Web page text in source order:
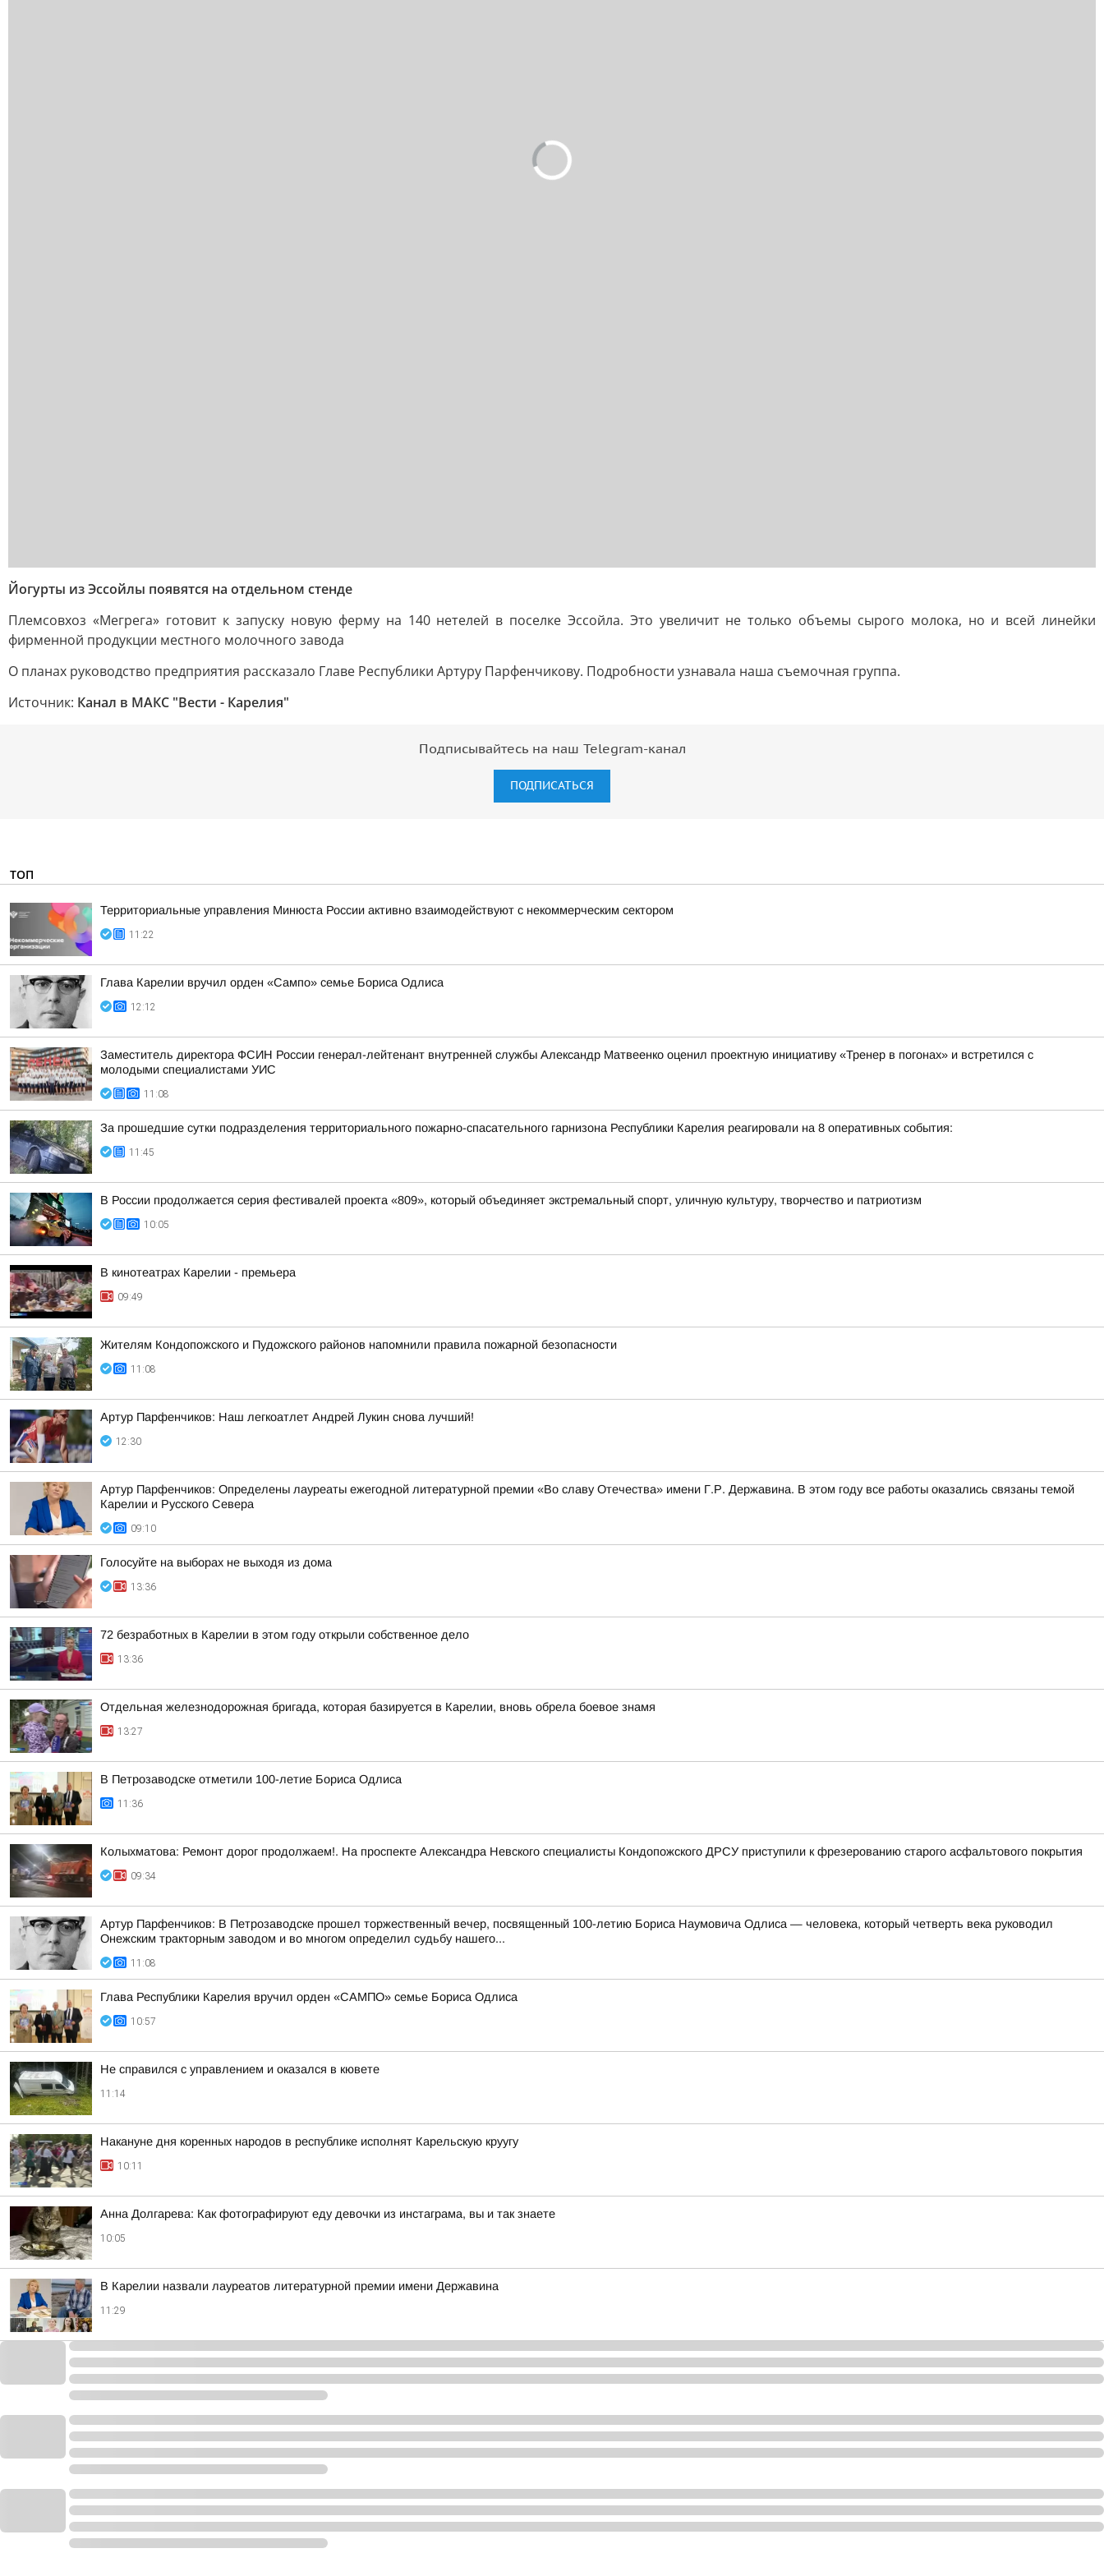
Йогурты из Эссойлы появятся на отдельном стенде
Племсовхоз «Мегрега» готовит к запуску новую ферму на 140 нетелей в поселке Эссойла. Это увеличит не только объемы сырого молока, но и всей линейки
фирменной продукции местного молочного завода
О планах руководство предприятия рассказало Главе Республики Артуру Парфенчикову. Подробности узнавала наша съемочная группа.
Источник: Канал в МАКС "Вести - Карелия"
Подписывайтесь на наш Telegram-канал
ПОДПИСАТЬСЯ
ТОП
Территориальные управления Минюста России активно взаимодействуют с некоммерческим сектором
11:22
Глава Карелии вручил орден «Сампо» семье Бориса Одлиса
12:12
Заместитель директора ФСИН России генерал-лейтенант внутренней службы Александр Матвеенко оценил проектную инициативу «Тренер в погонах» и встретился с
молодыми специалистами УИС
11:08
За прошедшие сутки подразделения территориального пожарно-спасательного гарнизона Республики Карелия реагировали на 8 оперативных события:
11:45
В России продолжается серия фестивалей проекта «809», который объединяет экстремальный спорт, уличную культуру, творчество и патриотизм
10:05
В кинотеатрах Карелии - премьера
09:49
Жителям Кондопожского и Пудожского районов напомнили правила пожарной безопасности
11:08
Артур Парфенчиков: Наш легкоатлет Андрей Лукин снова лучший!
12:30
Артур Парфенчиков: Определены лауреаты ежегодной литературной премии «Во славу Отечества» имени Г.Р. Державина. В этом году все работы оказались связаны темой
Карелии и Русского Севера
09:10
Голосуйте на выборах не выходя из дома
13:36
72 безработных в Карелии в этом году открыли собственное дело
13:36
Отдельная железнодорожная бригада, которая базируется в Карелии, вновь обрела боевое знамя
13:27
В Петрозаводске отметили 100-летие Бориса Одлиса
11:36
Колыхматова: Ремонт дорог продолжаем!. На проспекте Александра Невского специалисты Кондопожского ДРСУ приступили к фрезерованию старого асфальтового покрытия
09:34
Артур Парфенчиков: В Петрозаводске прошел торжественный вечер, посвященный 100-летию Бориса Наумовича Одлиса — человека, который четверть века руководил
Онежским тракторным заводом и во многом определил судьбу нашего...
11:08
Глава Республики Карелия вручил орден «САМПО» семье Бориса Одлиса
10:57
Не справился с управлением и оказался в кювете
11:14
Накануне дня коренных народов в республике исполнят Карельскую круугу
10:11
Анна Долгарева: Как фотографируют еду девочки из инстаграма, вы и так знаете
10:05
В Карелии назвали лауреатов литературной премии имени Державина
11:29